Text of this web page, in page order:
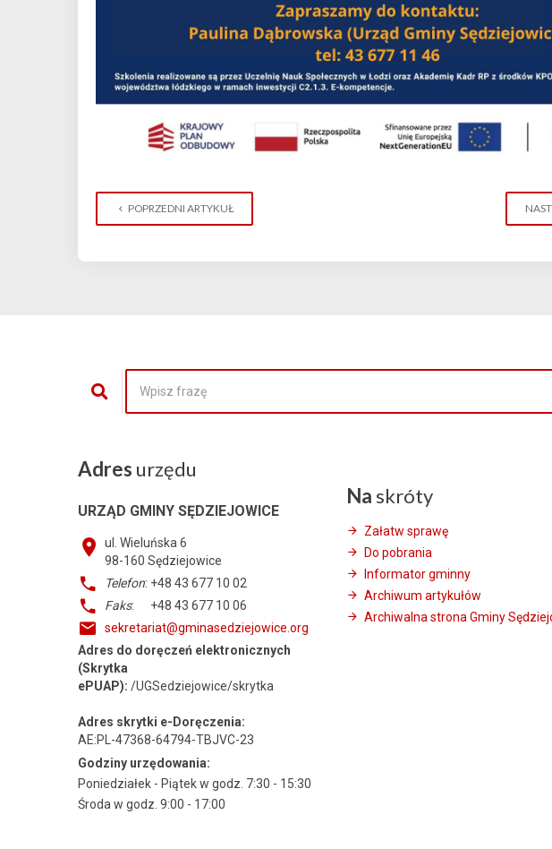
POPRZEDNI ARTYKUŁ
Adres urzędu
URZĄD GMINY SĘDZIEJOWICE
ul. Wieluńska 6
98-160 Sędziejowice
Telefon: +48 43 677 10 02
Faks: +48 43 677 10 06
sekretariat@gminasedziejowice.org
Adres do doręczeń elektronicznych
(Skrytka
ePUAP): /UGSedziejowice/skrytka
Adres skrytki e-Doręczenia:
AE:PL-47368-64794-TBJVC-23
Godziny urzędowania:
Poniedziałek - Piątek w godz. 7:30 - 15:30
Środa w godz. 9:00 - 17:00
Na skróty
Załatw sprawę
Do pobrania
Informator gminny
Archiwum artykułów
Archiwalna strona Gminy